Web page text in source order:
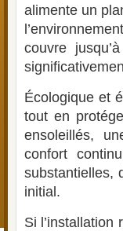
alimente un
couvre
Écologique et
tout en
ensoleillés,
confort
substantielles,
initial.
Si